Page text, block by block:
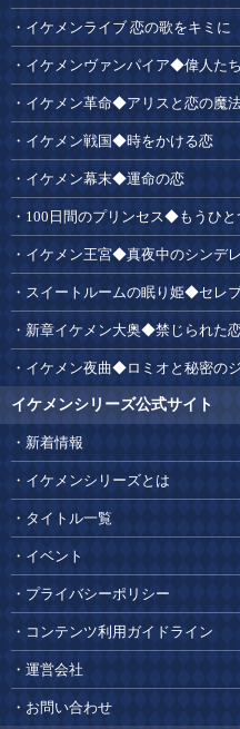
イケメンライブ 恋の歌をキミに
イケメンヴァンパイア◆偉人た
イケメン革命◆アリスと恋の魔
イケメン戦国◆時をかける恋
イケメン幕末◆運命の恋
100日間のプリンセス◆もうひ
イケメン王宮◆真夜中のシンデ
スイートルームの眠り姫◆セレ
新章イケメン大奥◆禁じられた
イケメン夜曲◆ロミオと秘密の
イケメンシリーズ公式サイト
新着情報
イケメンシリーズとは
タイトル一覧
イベント
プライバシーポリシー
コンテンツ利用ガイドライン
運営会社
お問い合わせ